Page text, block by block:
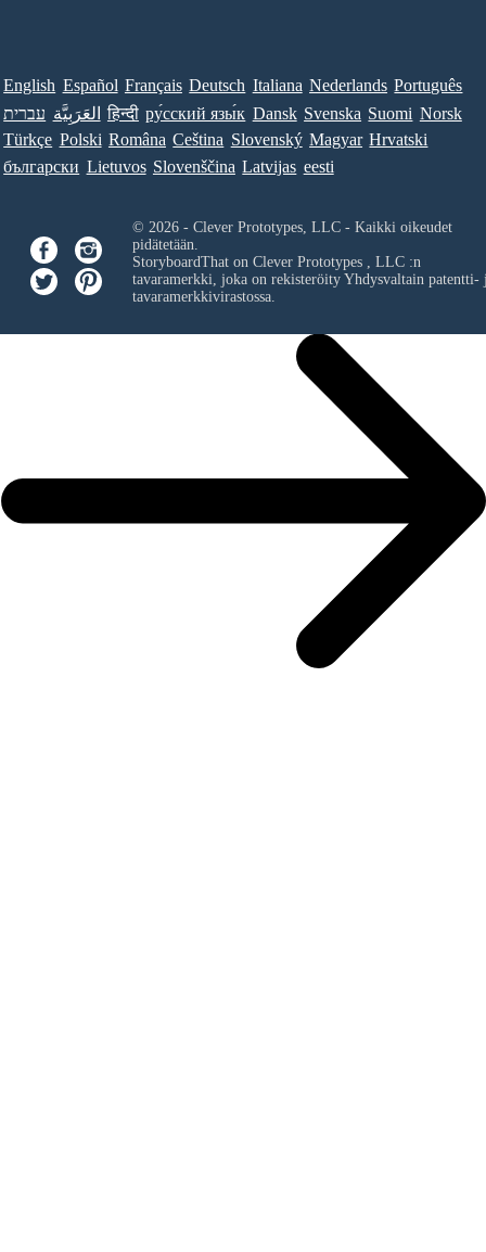
English Español Français Deutsch Italiana Nederlands Português
עברית العَرَبِيَّة हिन्दी ру́сский язы́к Dansk Svenska Suomi Norsk
Türkçe Polski Româna Ceština Slovenský Magyar Hrvatski
български Lietuvos Slovenščina Latvijas eesti
© 2026 - Clever Prototypes, LLC - Kaikki oikeudet
pidätetään.
StoryboardThat on Clever Prototypes , LLC:n
tavaramerkki, joka on rekisteröity Yhdysvaltain patentti-
tavaramerkkivirastossa.